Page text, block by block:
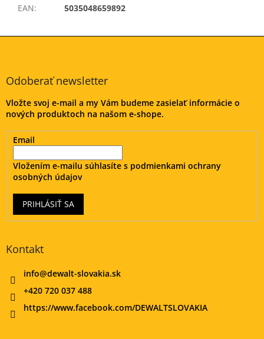
EAN: 5035048659892
Z
Odoberať newsletter
Vložte svoj e-mail a my Vám budeme zasielať informácie o
nových produktoch na našom e-shope.
Email
Vložením e-mailu súhlasíte s podmienkami ochrany
osobných údajov
PRIHLÁSIŤ SA
Kontakt
info@dewalt-slovakia.sk
+420 720 037 488
https://www.facebook.com/DEWALTSLOVAKIA